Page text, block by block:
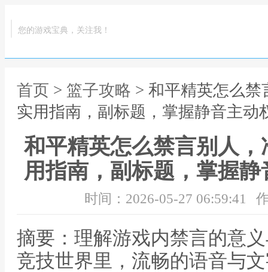
您的游戏宝典，关注我！
首页 > 篮子攻略 > 和平精英怎么
实用指南，副标题，掌握静音主动
和平精英怎么禁言别人
用指南，副标题，掌握
时间：2026-05-27 06:59:41
摘要：理解游戏内禁言的意
竞技世界里，流畅的语音与